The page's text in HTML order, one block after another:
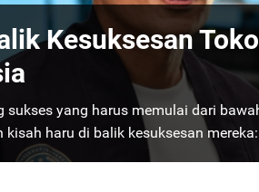
dari Orang Terkaya
pencapaian apa yang telah dibuat.
dunia yang dapat memotivasi kamu.